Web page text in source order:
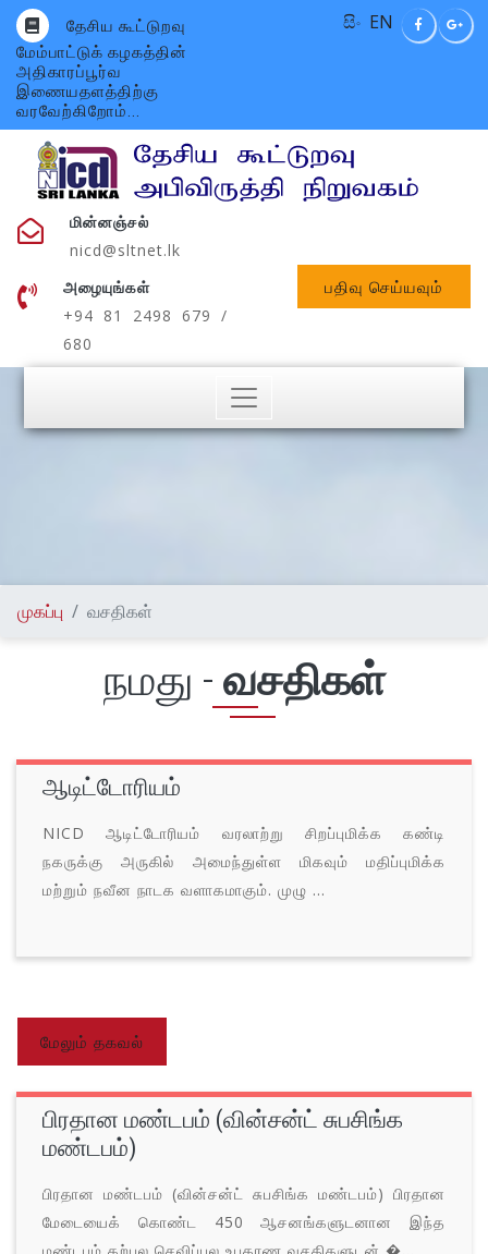
தேசிய கூட்டுறவு
மேம்பாட்டுக் கழகத்தின்
அதிகாரப்பூர்வ
இணையதளத்திற்கு
வரவேற்கிறோம்...
සිං EN
மின்னஞ்சல்
nicd@sltnet.lk
அழையுங்கள்
+94 81 2498 679 /
680
பதிவு செய்யவும்
முகப்பு வசதிகள்
நமது - வசதிகள்
ஆடிட்டோரியம்
NICD ஆடிட்டோரியம் வரலாற்று சிறப்புமிக்க கண்டி
நகருக்கு அருகில் அமைந்துள்ள மிகவும் மதிப்புமிக்க
மற்றும் நவீன நாடக வளாகமாகும். முழு ...
மேலும் தகவல்
பிரதான மண்டபம் (வின்சன்ட் சுபசிங்க
மண்டபம்)
பிரதான மண்டபம் (வின்சன்ட் சுபசிங்க மண்டபம்) பிரதான
மேடையைக் கொண்ட 450 ஆசனங்களுடனான இந்த